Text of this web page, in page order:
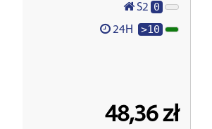
S2 0
24H >10
48,36 zł